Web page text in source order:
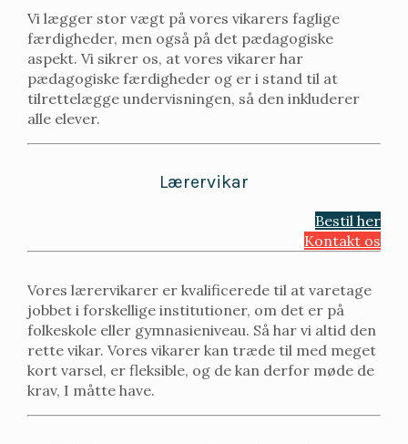
Vi lægger stor vægt på vores vikarers faglige
færdigheder, men også på det pædagogiske
aspekt. Vi sikrer os, at vores vikarer har
pædagogiske færdigheder og er i stand til at
tilrettelægge undervisningen, så den inkluderer
alle elever.
Lærervikar
Bestil her
Kontakt os
Vores lærervikarer er kvalificerede til at varetage
jobbet i forskellige institutioner, om det er på
folkeskole eller gymnasieniveau. Så har vi altid den
rette vikar. Vores vikarer kan træde til med meget
kort varsel, er fleksible, og de kan derfor møde de
krav, I måtte have.